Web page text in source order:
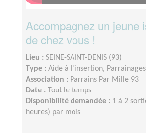
Accompagnez un jeune
de chez vous !
Lieu : SEINE-SAINT-DENIS (93)
Type : Aide à l'insertion, Parrainages
Association : Parrains Par Mille 93
Date :
Tout le temps
Disponibilité demandée : 1 à 2
heures) par mois